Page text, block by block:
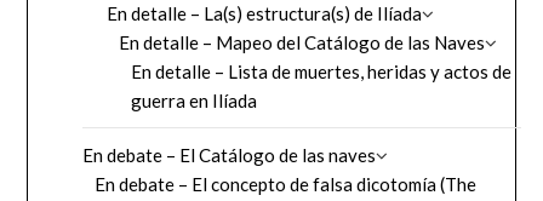
En detalle – La(s) estructura(s) de Ilíada
En detalle – Mapeo del Catálogo de las Naves
En detalle – Lista de muertes, heridas y actos de
guerra en Ilíada
En debate – El Catálogo de las naves
En debate – El concepto de falsa dicotomía (The